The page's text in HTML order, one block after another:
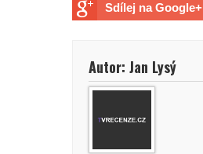
Sdílej na Google+
Autor: Jan Lysý